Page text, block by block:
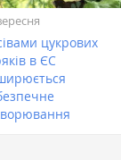
цукрових
в ЄС